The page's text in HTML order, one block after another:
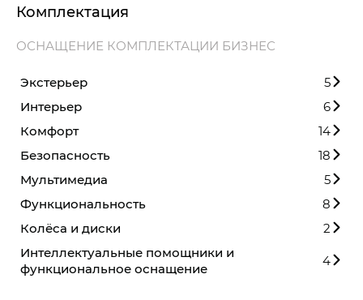
Комплектация
ОСНАЩЕНИЕ КОМПЛЕКТАЦИИ БИЗНЕС
Экстерьер
5
Интерьер
6
Комфорт
14
Безопасность
18
Мультимедиа
5
Функциональность
8
Колёса и диски
2
Интеллектуальные помощники и
функциональное оснащение
4